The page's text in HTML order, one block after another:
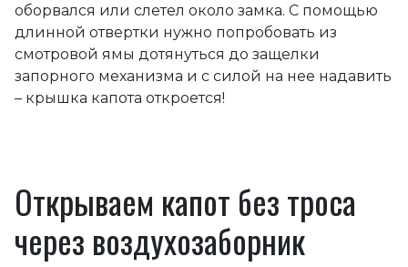
оборвался или слетел около замка. С помощью
длинной отвертки нужно попробовать из
смотровой ямы дотянуться до защелки
запорного механизма и с силой на нее надавить
– крышка капота откроется!
Открываем капот без троса
через воздухозаборник